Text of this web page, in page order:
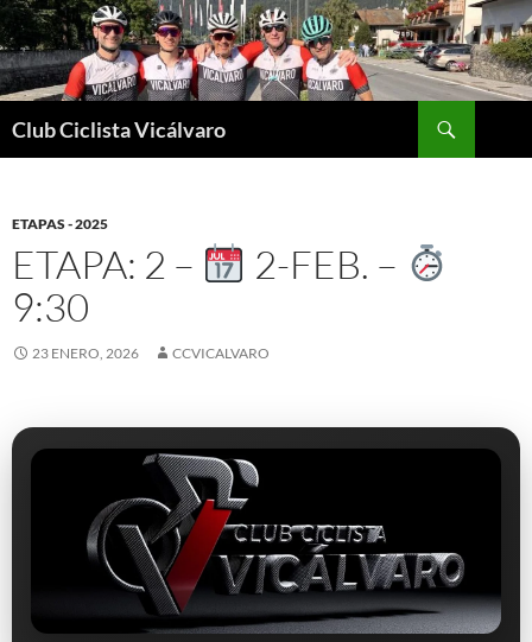
Saltar
al
contenido
Club Ciclista Vicálvaro
ETAPAS - 2025
ETAPA: 2 –
2-FEB. –
9:30
23 ENERO, 2026 CCVICALVARO